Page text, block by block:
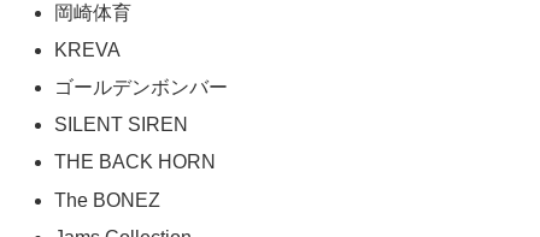
岡崎体育
KREVA
ゴールデンボンバー
SILENT SIREN
THE BACK HORN
The BONEZ